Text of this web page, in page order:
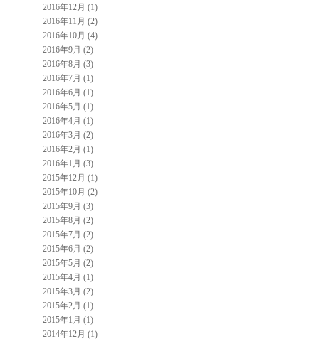
2016年12月 (1)
2016年11月 (2)
2016年10月 (4)
2016年9月 (2)
2016年8月 (3)
2016年7月 (1)
2016年6月 (1)
2016年5月 (1)
2016年4月 (1)
2016年3月 (2)
2016年2月 (1)
2016年1月 (3)
2015年12月 (1)
2015年10月 (2)
2015年9月 (3)
2015年8月 (2)
2015年7月 (2)
2015年6月 (2)
2015年5月 (2)
2015年4月 (1)
2015年3月 (2)
2015年2月 (1)
2015年1月 (1)
2014年12月 (1)